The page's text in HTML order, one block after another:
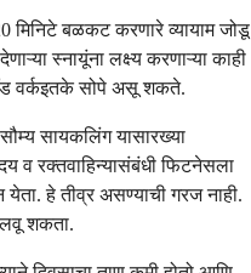
मिनिटे बळकट करणारे व्यायाम जोडू
स्नायूंना लक्ष्य करणाऱ्या काही
वर्कइतके सोपे असू शकते.
सायकलिंग यासारख्या
व रक्तवाहिन्यासंबंधी फिटनेसला
येता. हे तीव्र असण्याची गरज नाही.
शकता.